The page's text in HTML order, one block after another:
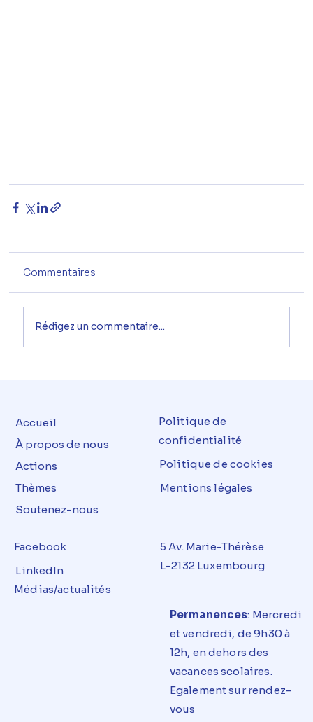
Commentaires
Rédigez un commentaire...
Accueil
À propos de nous
Actions
Thèmes
Soutenez-nous
Politique de
confidentialité
Politique de cookies
Mentions légales
Facebook
LinkedIn
Médias/actualités
5 Av. Marie-Thérèse
L-2132 Luxembourg
Permanences: Mercredi
etvendredi, de 9h30 à
12h, en dehors des
vacancesscolaires.
Egalement sur rendez-
vous